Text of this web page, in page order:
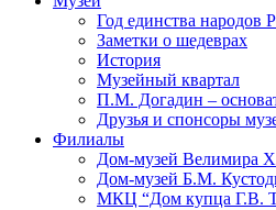
Год единства народов
Заметки о шедеврах
История
Музейный квартал
П.М. Догадин –
Друзья и спонсоры
Филиалы
Дом-музей Велимира
Дом-музей Б.М.
МКЦ “Дом купца Г.В.